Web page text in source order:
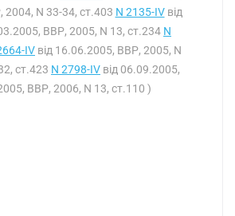
N 33-34, ст.403 N 2135-IVвід
ВВР, 2005, N 13, ст.234 N
IV від 16.06.2005, ВВР, 2005, N
ст.423 N 2798-IV від 06.09.2005,
ВВР, 2006, N 13, ст.110 )